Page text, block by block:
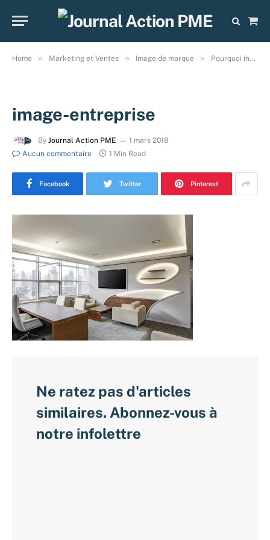
Cart
Home » Marketing et Ventes » Image de marque » Pourquoi investir dans son image d’entreprise ?
image-entreprise
By Journal Action PME
1 mars 2018
Aucun commentaire
1 Min Read
Facebook Twitter Pinterest
Ne ratez pas d'articles
similaires. Abonnez-vous à
notre infolettre